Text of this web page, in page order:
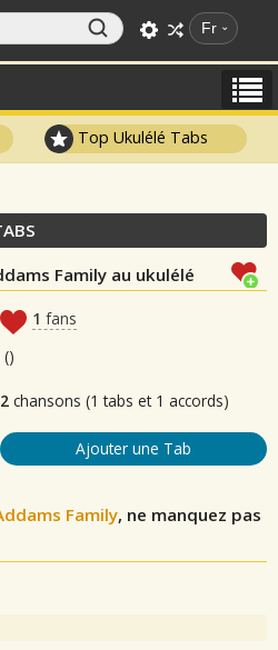
Fr
Top Ukulélé Tabs
Family au ukulélé
1 fans
()
2 chansons (1 tabs et 1 accords)
Ajouter une Tab
Family, ne manquez pas